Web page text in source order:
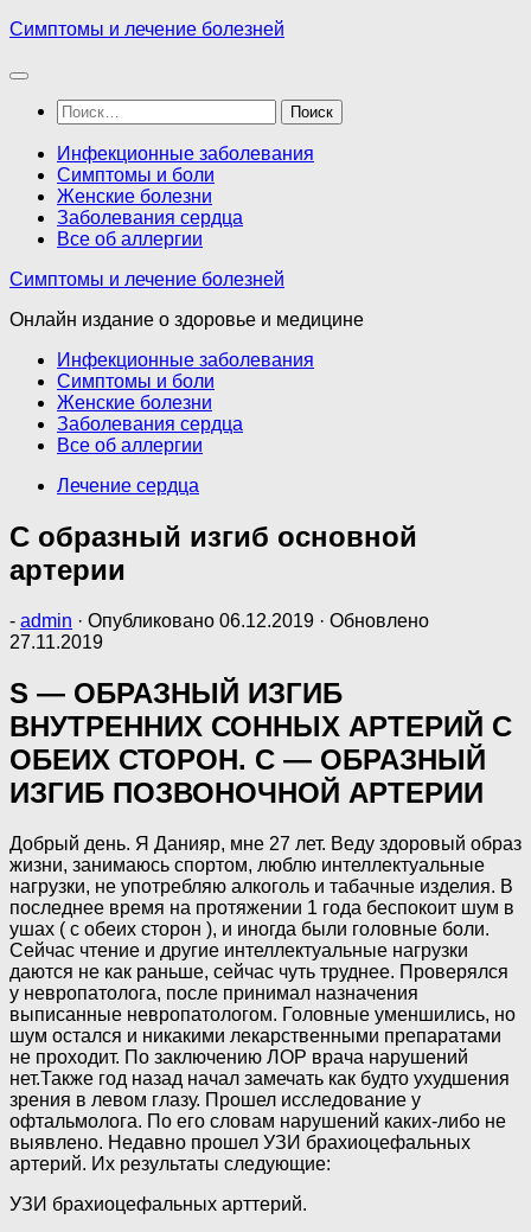
Перейти
содержимому
Симптомы и лечение болезней
Найти:
Инфекционные заболевания
Симптомы и боли
Женские болезни
Заболевания сердца
Все об аллергии
Симптомы и лечение болезней
Онлайн издание о здоровье и медицине
Инфекционные заболевания
Симптомы и боли
Женские болезни
Заболевания сердца
Все об аллергии
Лечение сердца
С образный изгиб основной
артерии
- admin · Опубликовано 06.12.2019 · Обновлено
27.11.2019
S — ОБРАЗНЫЙ ИЗГИБ
ВНУТРЕННИХ СОННЫХ АРТЕРИЙ С
ОБЕИХ СТОРОН. C — ОБРАЗНЫЙ
ИЗГИБ ПОЗВОНОЧНОЙ АРТЕРИИ
Добрый день. Я Данияр, мне 27 лет. Веду здоровый образ
жизни, занимаюсь спортом, люблю интеллектуальные
нагрузки, не употребляю алкоголь и табачные изделия. В
последнее время на протяжении 1 года беспокоит шум в
ушах ( с обеих сторон ), и иногда были головные боли.
Сейчас чтение и другие интеллектуальные нагрузки
даются не как раньше, сейчас чуть труднее. Проверялся
у невропатолога, после принимал назначения
выписанные невропатологом. Головные уменшились, но
шум остался и никакими лекарственными препаратами
не проходит. По заключению ЛОР врача нарушений
нет.Также год назад начал замечать как будто ухудшения
зрения в левом глазу. Прошел исследование у
офтальмолога. По его словам нарушений каких-либо не
выявлено. Недавно прошел УЗИ брахиоцефальных
артерий. Их результаты следующие:
УЗИ брахиоцефальных арттерий.